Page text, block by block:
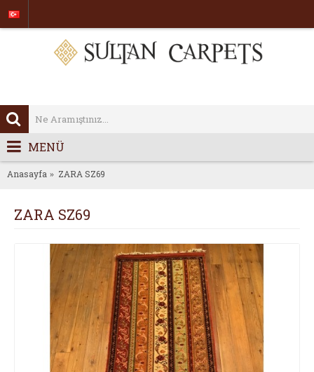
MENÜ
Anasayfa ZARA SZ69
ZARA SZ69